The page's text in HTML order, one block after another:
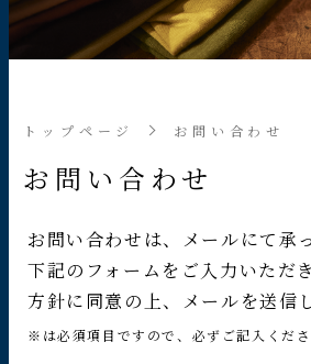
トップページ お問い合わせ
お問い合わせ
お問い合わせは、メールにて承
下記のフォームをご入力いただ
方針に同意の上、メールを送信
※は必須項目ですので、必ずご記入くださ